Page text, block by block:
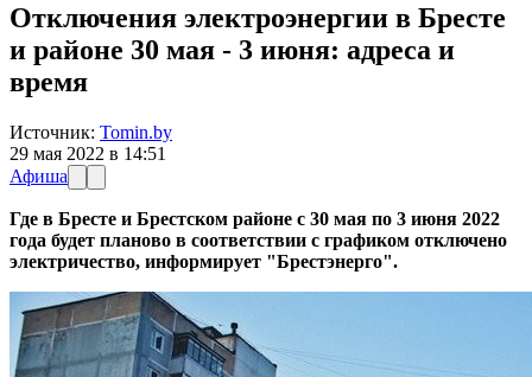
Отключения электроэнергии в Бресте
и районе 30 мая - 3 июня: адреса и
время
Источник: Tomin.by
29 мая 2022 в 14:51
Афиша
Где в Бресте и Брестском районе с 30 мая по 3 июня 2022
года будет планово в соответствии с графиком отключено
электричество, информирует "Брестэнерго".